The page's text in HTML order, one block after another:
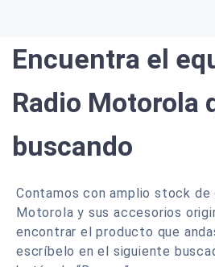
Encuentra el
Radio Motorola
buscando
Contamos con amplio stock de
Motorola y sus accesorios
encontrar el producto que
escríbelo en el siguiente